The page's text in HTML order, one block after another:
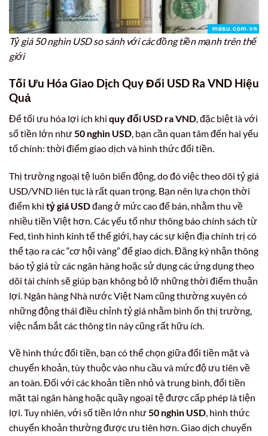
Tỷ giá 50 nghìn USD so sánh với các đồng tiền mạnh trên thế
giới
Tối Ưu Hóa Giao Dịch Quy Đổi USD Ra VND Hiệu
Quả
Để tối ưu hóa lợi ích khi quy đổi USD ra VND , đặc biệt là với
số tiền lớn như 50 nghìn USD , bạn cần quan tâm đến hai yếu
tố chính: thời điểm giao dịch và hình thức đổi tiền.
Thị trường ngoại tệ luôn biến động, do đó việc theo dõi tỷ giá
USD/VND liên tục là rất quan trọng. Bạn nên lựa chọn thời
điểm khi tỷ giá USDđang ở mức cao để bán, nhằm thu về
nhiều tiền Việt hơn. Các yếu tố như thông báo chính sách từ
Fed, tình hình kinh tế thế giới, hay các sự kiện địa chính trị có
thể tạo ra các “cơ hội vàng” để giao dịch. Đăng ký nhận thông
báo tỷ giá từ các ngân hàng hoặc sử dụng các ứng dụng theo
dõi tài chính sẽ giúp bạn không bỏ lỡ những thời điểm thuận
lợi. Ngân hàng Nhà nước Việt Nam cũng thường xuyên có
những động thái điều chỉnh tỷ giá nhằm bình ổn thị trường,
việc nắm bắt các thông tin này cũng rất hữu ích.
Về hình thức đổi tiền, bạn có thể chọn giữa đổi tiền mặt và
chuyển khoản, tùy thuộc vào nhu cầu và mức độ ưu tiên về
an toàn. Đối với các khoản tiền nhỏ và trung bình, đổi tiền
mặt tại ngân hàng hoặc quầy ngoại tệ được cấp phép là tiện
lợi. Tuy nhiên, với số tiền lớn như50 nghìn USD, hình thức
chuyển khoản thường được ưu tiên hơn. Giao dịch chuyển